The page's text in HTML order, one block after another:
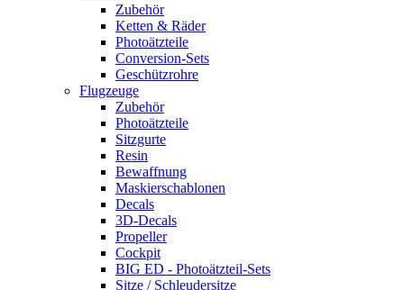
Zubehör
Ketten & Räder
Photoätzteile
Conversion-Sets
Geschützrohre
Flugzeuge
Zubehör
Photoätzteile
Sitzgurte
Resin
Bewaffnung
Maskierschablonen
Decals
3D-Decals
Propeller
Cockpit
BIG ED - Photoätzteil-Sets
Sitze / Schleudersitze